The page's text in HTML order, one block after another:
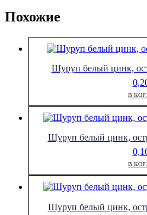
Похожие
Шуруп белый цинк,
В
Шуруп белый цинк,
В
Шуруп белый цинк,